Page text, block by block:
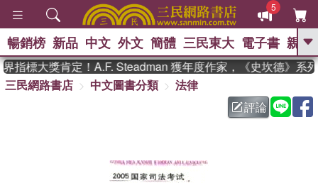
5
GO
熱搜： 東野圭吾
父親節 、 如果歷
暑期推薦 、 國際布克
偉大的迷走神經
暢銷榜 新品 中文 外文 簡體 三民東大 電子書 親子
指標大獎肯定！A.F. Steadman 獲年度作家，《史坎德》系列
三民網路書店
中文圖書分類
法律
評論